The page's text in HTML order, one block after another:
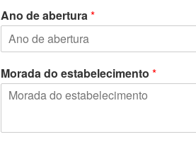
Ano de abertura*
Morada do estabelecimento *